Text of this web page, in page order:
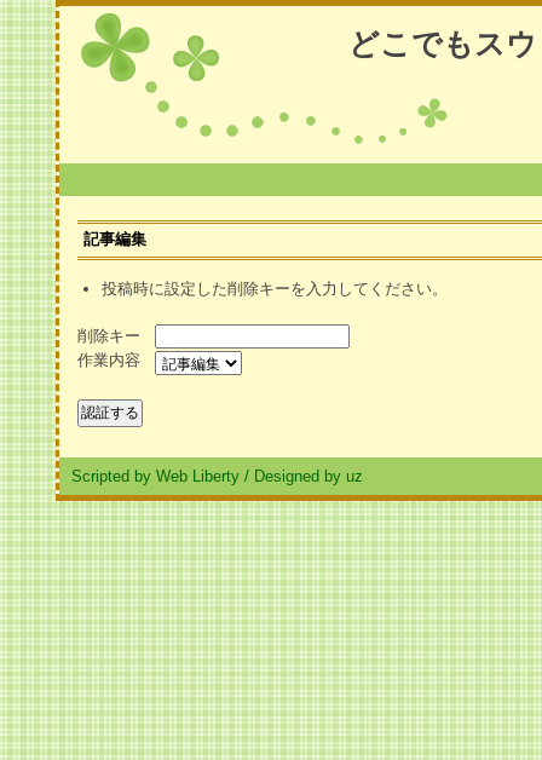
どこでもス
記事編集
投稿時に設定した削除キーを入力してください。
削除キー
作業内容
Scripted by Web Liberty / Designed by uz